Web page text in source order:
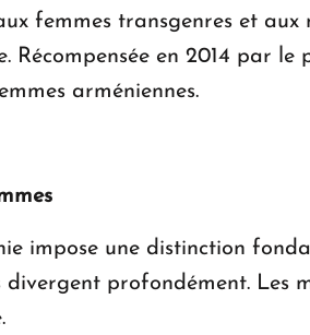
femmes transgenres et aux
en 2014 par
arméniennes.
impose une distinction
profondément. Les